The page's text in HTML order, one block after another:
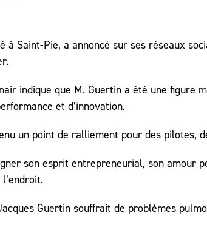
à Saint-Pie, a annoncé sur ses réseaux
indique que M. Guertin a été une figure
et d’innovation.
un point de ralliement pour des pilotes,
son esprit entrepreneurial, son amour
Guertin souffrait de problèmes